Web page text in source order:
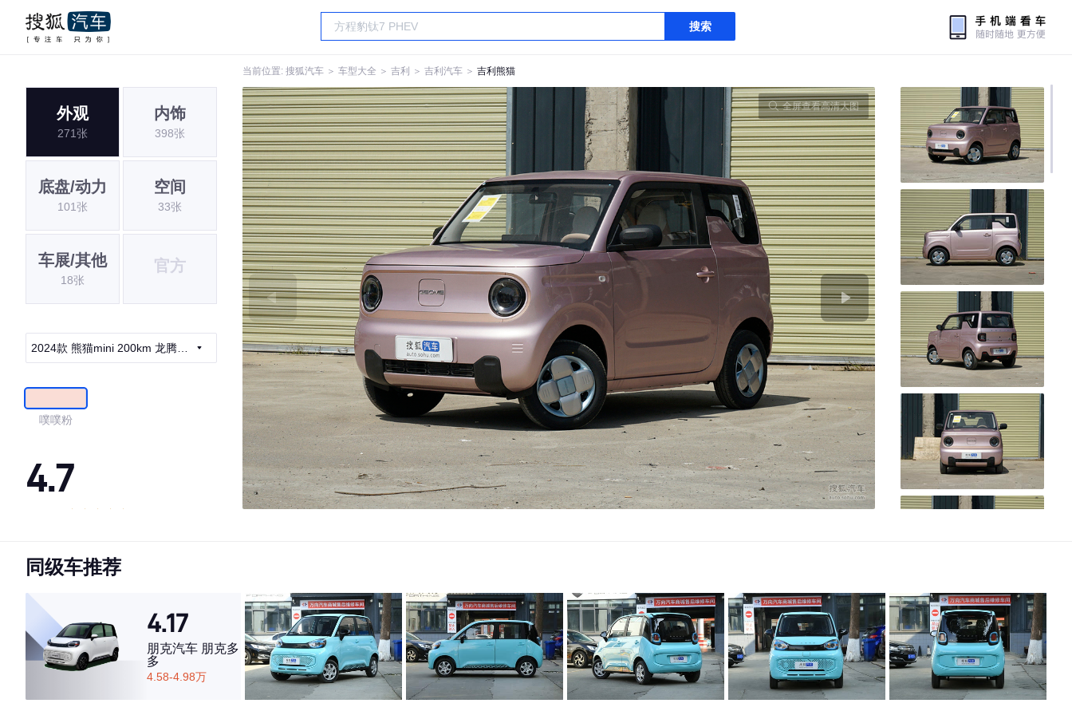
搜索
当前位置: 搜狐汽车 ＞ 车型大全 ＞ 吉利 ＞ 吉利汽车 ＞ 吉利熊猫
外观
271张
内饰
398张
底盘/动力
101张
空间
33张
车展/其他
18张
官方
2024款 熊猫mini 200km 龙腾
噗噗粉
4.7
·内饰表现较为优秀，优于77%同级车
·空间表现较为优秀，优于64%同级车
全屏查看高清大图
同级车推荐
4.17
朋克汽车 朋克多
多
4.58-4.98万